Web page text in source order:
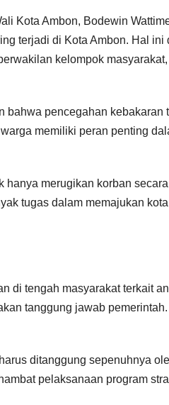
Kota Ambon, Bodewin
terjadi di Kota Ambon. Hal
kelompok
bahwa pencegahan kebakaran
memiliki peran penting
hanya merugikan korban
tugas dalam memajukan
di tengah masyarakat terkait
tanggung jawab
ditanggung sepenuhnya
pelaksanaan program